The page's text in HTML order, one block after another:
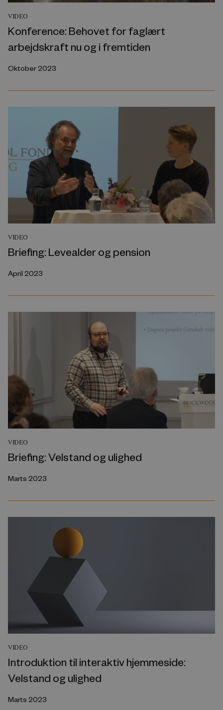
VIDEO
Konference: Behovet for faglært
arbejdskraft nu og i fremtiden
Oktober 2023
VIDEO
Briefing: Levealder og pension
April 2023
VIDEO
Briefing: Velstand og ulighed
Marts 2023
VIDEO
Introduktion til interaktiv hjemmeside:
Velstand og ulighed
Marts 2023